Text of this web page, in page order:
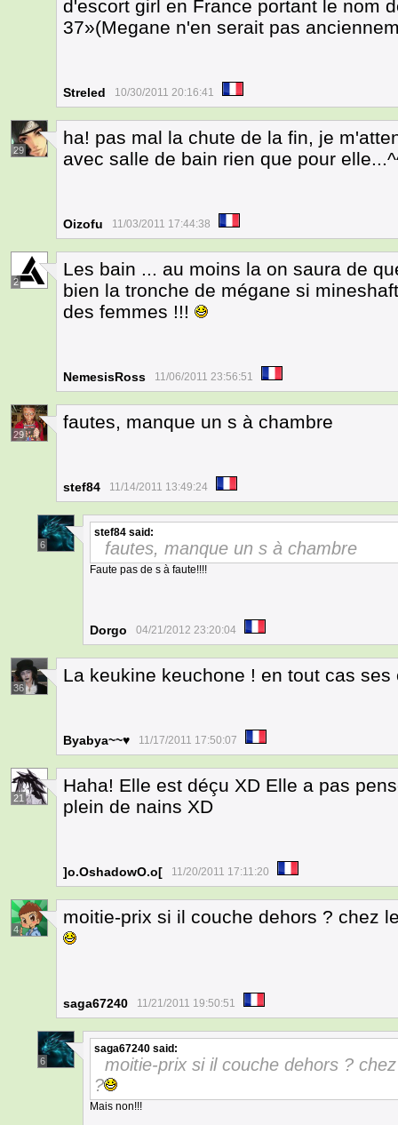
d'escort girl en France portant le nom
37»(Megane n'en serait pas
Streled 10/30/2011 20:16:41
29
ha! pas mal la chute de la fin, je
avec salle de bain rien que pour
Oizofu 11/03/2011 17:44:38
2
Les bain ... au moins la on saura de
bien la tronche de mégane si
des femmes !!!
NemesisRoss 11/06/2011 23:56:51
29
fautes, manque un s à chambre
stef84 11/14/2011 13:49:24
6
stef84 said:
fautes, manque un s à chambre
Faute pas de s à faute!!!!
Dorgo 04/21/2012 23:20:04
36
La keukine keuchone ! en tout cas
Byabya~~♥ 11/17/2011 17:50:07
21
Haha! Elle est déçu XD Elle a pas
plein de nains XD
]o.OshadowO.o[ 11/20/2011 17:11:20
4
moitie-prix si il couche dehors ? chez
saga67240 11/21/2011 19:50:51
6
saga67240 said:
moitie-prix si il couche dehors ?
?
Mais non!!!